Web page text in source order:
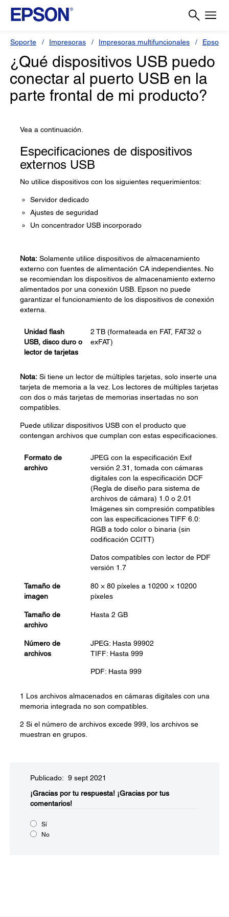
Soporte Impresoras Impresoras multifuncionales Epson L
¿Qué dispositivos USB puedo
conectar al puerto USB en la
parte frontal de mi producto?
Vea a continuación.
Especificaciones de dispositivos
externos USB
No utilice dispositivos con los siguientes requerimientos:
Servidor dedicado
Ajustes de seguridad
Un concentrador USB incorporado
Nota: Solamente utilice dispositivos de almacenamiento
externo con fuentes de alimentación CA independientes. No
se recomiendan los dispositivos de almacenamiento externo
alimentados por una conexión USB. Epson no puede
garantizar el funcionamiento de los dispositivos de conexión
externa.
Unidad flash
USB, disco duro o
lector de tarjetas
2 TB (formateada en FAT, FAT32 o
exFAT)
Nota: Si tiene un lector de múltiples tarjetas, solo inserte una
tarjeta de memoria a la vez. Los lectores de múltiples tarjetas
con dos o más tarjetas de memorias insertadas no son
compatibles.
Puede utilizar dispositivos USB con el producto que
contengan archivos que cumplan con estas especificaciones.
Formato de
archivo
JPEG con la especificación Exif
versión 2.31, tomada con cámaras
digitales con la especificación DCF
(Regla de diseño para sistema de
archivos de cámara) 1.0 o 2.01
Imágenes sin compresión compatibles
con las especificaciones TIFF 6.0:
RGB a todo color o binaria (sin
codificación CCITT)
Datos compatibles con lector de PDF
versión 1.7
Tamaño de
imagen
80 × 80 píxeles a 10200 × 10200
píxeles
Tamaño de
archivo
Hasta 2 GB
Número de
archivos
JPEG: Hasta 99902
TIFF: Hasta 999
PDF: Hasta 999
1 Los archivos almacenados en cámaras digitales con una
memoria integrada no son compatibles.
2 Si el número de archivos excede 999, los archivos se
muestran en grupos.
Publicado: 9 sept 2021
¡Gracias por tu respuesta! ¡Gracias por tus
comentarios!
Sí
No